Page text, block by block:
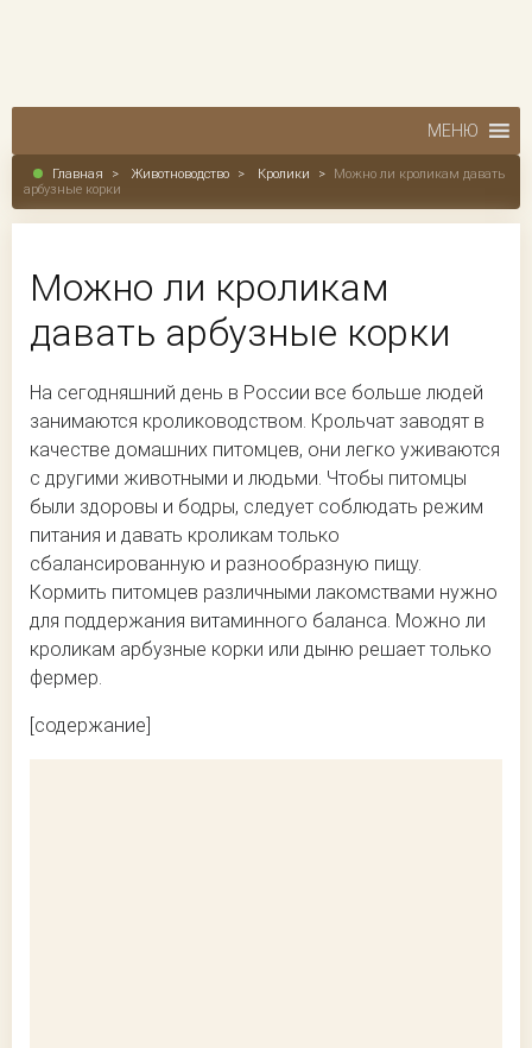
МЕНЮ
Главная > Животноводство > Кролики >
Можно ли кроликам давать
арбузные корки
Можно ли кроликам
давать арбузные корки
На сегодняшний день в России все больше людей
занимаются кролиководством. Крольчат заводят в
качестве домашних питомцев, они легко уживаются
с другими животными и людьми. Чтобы питомцы
были здоровы и бодры, следует соблюдать режим
питания и давать кроликам только
сбалансированную и разнообразную пищу.
Кормить питомцев различными лакомствами нужно
для поддержания витаминного баланса. Можно ли
кроликам арбузные корки или дыню решает только
фермер.
[содержание]